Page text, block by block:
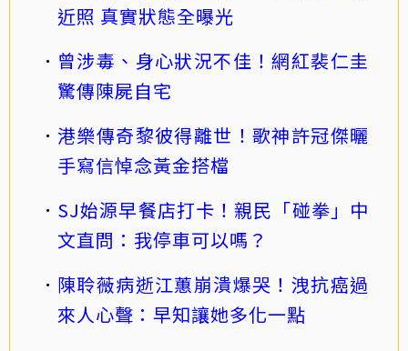
近照 真實狀態全曝光
曾涉毒、身心狀況不佳！網紅裴仁圭
驚傳陳屍自宅
港樂傳奇黎彼得離世！歌神許冠傑曬
手寫信悼念黃金搭檔
SJ始源早餐店打卡！親民「碰拳」中
文直問：我停車可以嗎？
陳聆薇病逝江蕙崩潰爆哭！洩抗癌過
來人心聲：早知讓她多化一點